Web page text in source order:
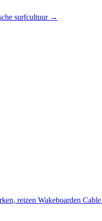
surfcultuur →
reizen Wakeboarden